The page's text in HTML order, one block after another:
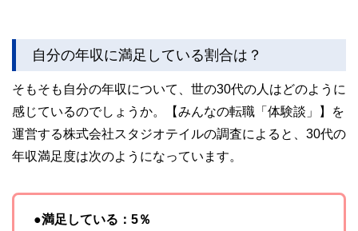
自分の年収に満足している割合は？
そもそも自分の年収について、世の30代の人はどのように
感じているのでしょうか。【みんなの転職「体験談」】を
運営する株式会社スタジオテイルの調査によると、30代の
年収満足度は次のようになっています。
●満足している：5％